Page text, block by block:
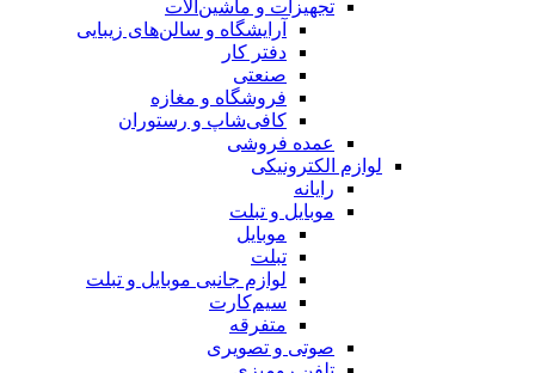
تجهیزات و ماشین‌آلات
آرایشگاه و سالن‌های زیبایی
دفتر کار
صنعتی
فروشگاه و مغازه
کافی‌شاپ و رستوران
عمده فروشی
لوازم الکترونیکی
رایانه
موبایل و تبلت
موبایل
تبلت
لوازم جانبی موبایل و تبلت
سیم‌کارت
متفرقه
صوتی و تصویری